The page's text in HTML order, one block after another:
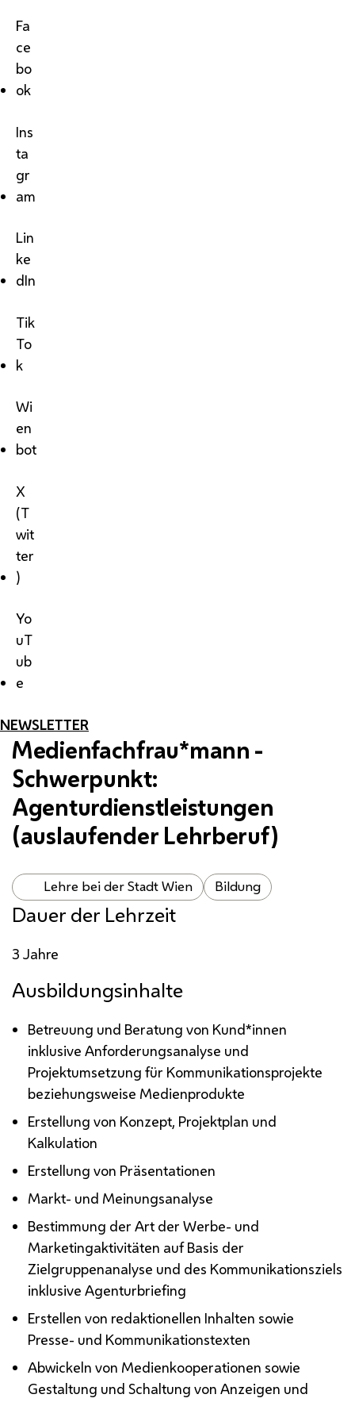
Fa
ce
bo
ok
Ins
ta
gr
am
Lin
ke
dIn
Tik
To
k
Wi
en
bot
X
(T
wit
ter
)
Yo
uT
ub
e
NEWSLETTER
Medienfachfrau*mann -
Schwerpunkt:
Agenturdienstleistungen
(auslaufender Lehrberuf)
Lehre bei der Stadt Wien Bildung
Dauer der Lehrzeit
3 Jahre
Ausbildungsinhalte
Betreuung und Beratung von Kund*innen
inklusive Anforderungsanalyse und
Projektumsetzung für Kommunikationsprojekte
beziehungsweise Medienprodukte
Erstellung von Konzept, Projektplan und
Kalkulation
Erstellung von Präsentationen
Markt- und Meinungsanalyse
Bestimmung der Art der Werbe- und
Marketingaktivitäten auf Basis der
Zielgruppenanalyse und des Kommunikationsziels
inklusive Agenturbriefing
Erstellen von redaktionellen Inhalten sowie
Presse- und Kommunikationstexten
Abwickeln von Medienkooperationen sowie
Gestaltung und Schaltung von Anzeigen und